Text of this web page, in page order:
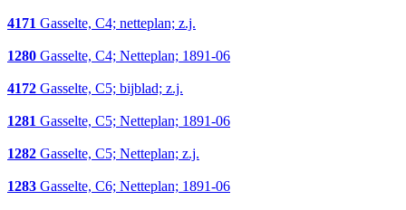
4171 Gasselte, C4; netteplan; z.j.
1280 Gasselte, C4; Netteplan; 1891-06
4172 Gasselte, C5; bijblad; z.j.
1281 Gasselte, C5; Netteplan; 1891-06
1282 Gasselte, C5; Netteplan; z.j.
1283 Gasselte, C6; Netteplan; 1891-06